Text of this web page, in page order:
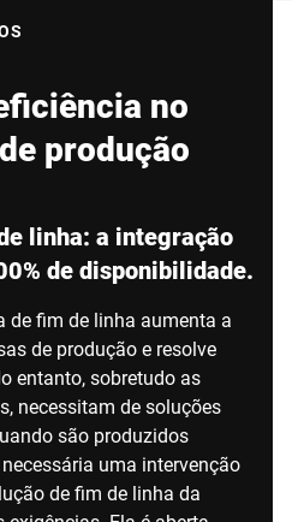
no
produção
linha: a integração
de disponibilidade.
de fim de linha aumenta a
de produção e resolve
entanto, sobretudo as
necessitam de soluções
são produzidos
uma intervenção
de fim de linha da